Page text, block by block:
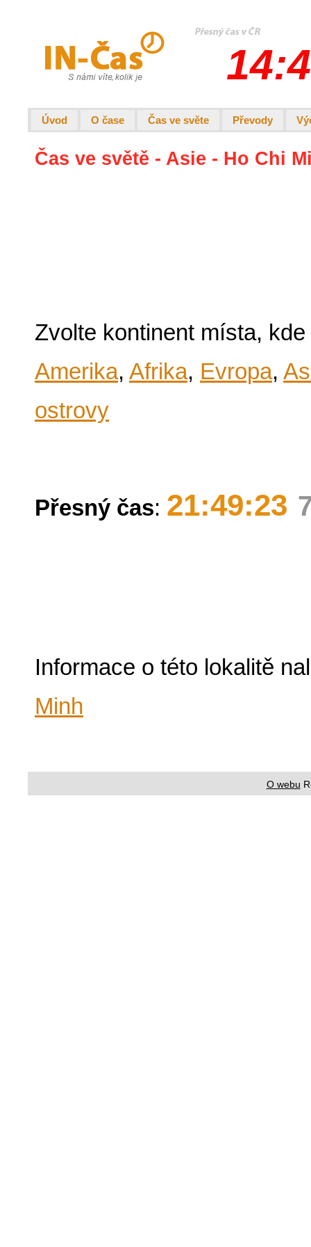
Úvod O čase Čas ve světe Převody
Čas ve světě - Asie - Ho Chi
Zvolte kontinent místa,
Amerika, Afrika, Evropa,
ostrovy
Přesný čas: 21:49:23
Informace o této lokalitě
Minh
O webu